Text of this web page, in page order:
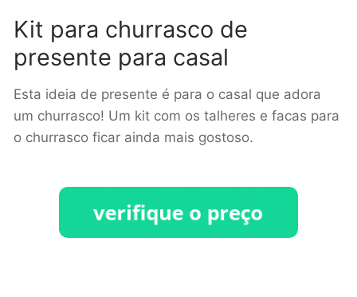
Kit para churrasco de
presente para casal
Esta ideia de presente é para o casal que adora
um churrasco! Um kit com os talheres e facas para
o churrasco ficar ainda mais gostoso.